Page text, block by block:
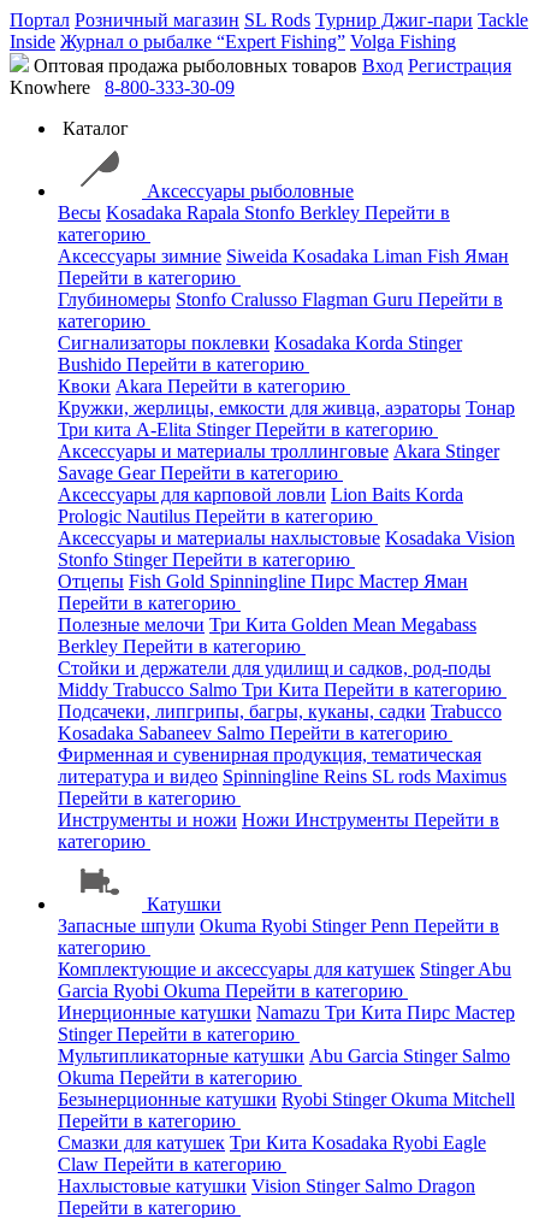
Портал Розничный магазин SL Rods Турнир Джиг-пари Tackle
Inside Журнал о рыбалке “Expert Fishing” Volga Fishing
Оптовая продажа рыболовных товаров Вход Регистрация
Knowhere
8-800-333-30-09
Каталог
Аксессуары рыболовные
Весы Kosadaka Rapala Stonfo Berkley Перейти в
категорию
Аксессуары зимние Siweida Kosadaka Liman Fish Яман
Перейти в категорию
Глубиномеры Stonfo Cralusso Flagman Guru Перейти в
категорию
Сигнализаторы поклевки Kosadaka Korda Stinger
Bushido Перейти в категорию
Квоки Akara Перейти в категорию
Кружки, жерлицы, емкости для живца, аэраторы Тонар
Три кита A-Elita StingerПерейти в категорию
Аксессуары и материалы троллинговые Akara Stinger
Savage GearПерейти в категорию
Аксессуары для карповой ловли Lion Baits Korda
Prologic Nautilus Перейти в категорию
Аксессуары и материалы нахлыстовые Kosadaka Vision
Stonfo StingerПерейти в категорию
Отцепы Fish Gold Spinningline Пирс Мастер Яман
Перейти в категорию
Полезные мелочи Три Кита Golden Mean Megabass
Berkley Перейти в категорию
Стойки и держатели для удилищ и садков, род-поды
Middy Trabucco Salmo Три Кита Перейти в категорию
Подсачеки, липгрипы, багры, куканы, садки Trabucco
Kosadaka Sabaneev Salmo Перейти в категорию
Фирменная и сувенирная продукция, тематическая
литература и видео Spinningline Reins SL rods Maximus
Перейти в категорию
Инструменты и ножи Ножи Инструменты Перейти в
категорию
Катушки
Запасные шпули Okuma Ryobi StingerPenn Перейти в
категорию
Комплектующие и аксессуары для катушек StingerAbu
Garcia Ryobi Okuma Перейти в категорию
Инерционные катушки Namazu Три Кита Пирс Мастер
StingerПерейти в категорию
Мультипликаторные катушки Abu Garcia Stinger Salmo
Okuma Перейти в категорию
Безынерционные катушки Ryobi StingerOkuma Mitchell
Перейти в категорию
Смазки для катушек Три Кита Kosadaka Ryobi Eagle
Claw Перейти в категорию
Нахлыстовые катушки Vision Stinger Salmo Dragon
Перейти в категорию